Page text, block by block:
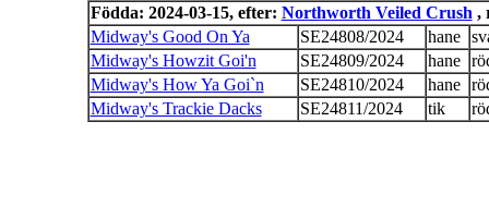
Födda: 2024-03-15, efter: Northworth Veiled Crush ,
Midway's Good On Ya
SE24808/2024 hane
Midway's Howzit Goi'n
SE24809/2024 hane
Midway's How Ya Goi`n
SE24810/2024 hane
Midway's Trackie Dacks
SE24811/2024 tik